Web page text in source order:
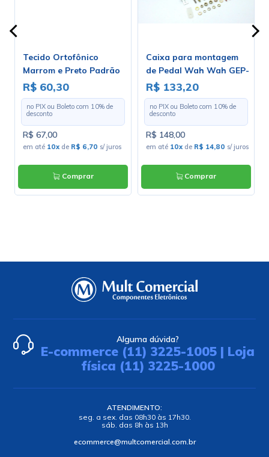
Tecido Ortofônico
Marrom e Preto Padrão
203-1-10 - Largura 1,30m
- Preço por Metro
R$ 60,30
no PIX ou Boleto com 10% de
desconto
R$ 67,00
em até 10xde R$ 6,70 s/ juros
Comprar
Caixa para montagem
de Pedal Wah Wah GEP-
2
R$ 133,20
no PIX ou Boleto com 10% de
desconto
R$ 148,00
em até 10xde R$ 14,80 s/ juros
Comprar
Alguma dúvida?
E-commerce (11) 3225-1005 | Loja
física (11) 3225-1000
ATENDIMENTO:
seg. a sex. das 08h30 às 17h30.
sáb. das 8h às 13h
ecommerce@multcomercial.com.br